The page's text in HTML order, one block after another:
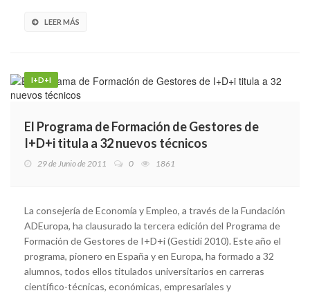
LEER MÁS
I+D+I
El Programa de Formación de Gestores de
I+D+i titula a 32 nuevos técnicos
29 de Junio de 2011 0 1861
La consejería de Economía y Empleo, a través de la Fundación
ADEuropa, ha clausurado la tercera edición del Programa de
Formación de Gestores de I+D+i (Gestidi 2010). Este año el
programa, pionero en España y en Europa, ha formado a 32
alumnos, todos ellos titulados universitarios en carreras
científico-técnicas, económicas, empresariales y